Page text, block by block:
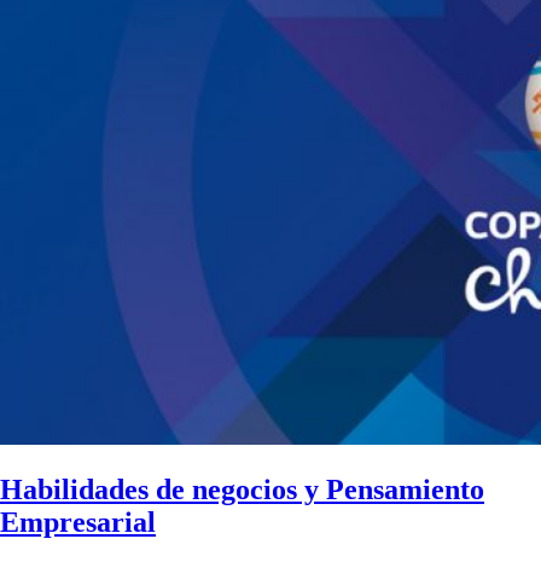
Habilidades de negocios y Pensamiento
Empresarial